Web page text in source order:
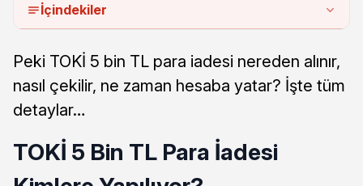
İçindekiler
Peki TOKİ 5 bin TL para iadesi nereden alınır,
nasıl çekilir, ne zaman hesaba yatar? İşte tüm
detaylar…
TOKİ 5 Bin TL Para İadesi